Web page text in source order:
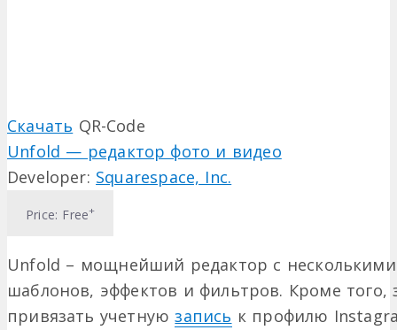
Скачать QR-Code
Unfold — редактор фото и видео
Developer: Squarespace, Inc.
Price: Free+
Unfold – мощнейший редактор с
шаблонов, эффектов и фильтров. Кроме того,
привязать учетнуюзапись к профилю